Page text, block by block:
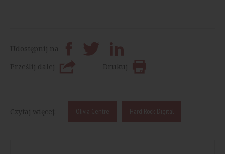
Udostępnij na
Prześlij dalej
Drukuj
Czytaj więcej: Olivia Centre Hard Rock Digital